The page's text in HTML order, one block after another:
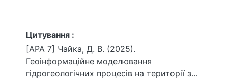
Цитування :
[APA 7] Чайка, Д. В. (2025).
Геоінформаційне моделювання
гідрогеологічних процесів на території зон